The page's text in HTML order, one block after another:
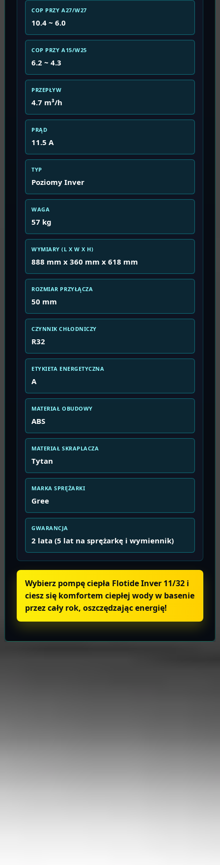
COP PRZY A27/W27
10.4 ~ 6.0
COP PRZY A15/W25
6.2 ~ 4.3
PRZEPŁYW
4.7 m³/h
PRĄD
11.5 A
TYP
Poziomy Inver
WAGA
57 kg
WYMIARY (L X W X H)
888 mm x 360 mm x 618 mm
ROZMIAR PRZYŁĄCZA
50 mm
CZYNNIK CHŁODNICZY
R32
ETYKIETA ENERGETYCZNA
A
MATERIAŁ OBUDOWY
ABS
MATERIAŁ SKRAPLACZA
Tytan
MARKA SPRĘŻARKI
Gree
GWARANCJA
2 lata (5 lat na sprężarkę i wymiennik)
Wybierz pompę ciepła Flotide Inver 11/32 i
ciesz się komfortem ciepłej wody w basenie
przez cały rok, oszczędzając energię!